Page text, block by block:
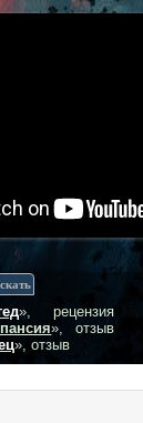
», рецензия
», отзыв
», отзыв